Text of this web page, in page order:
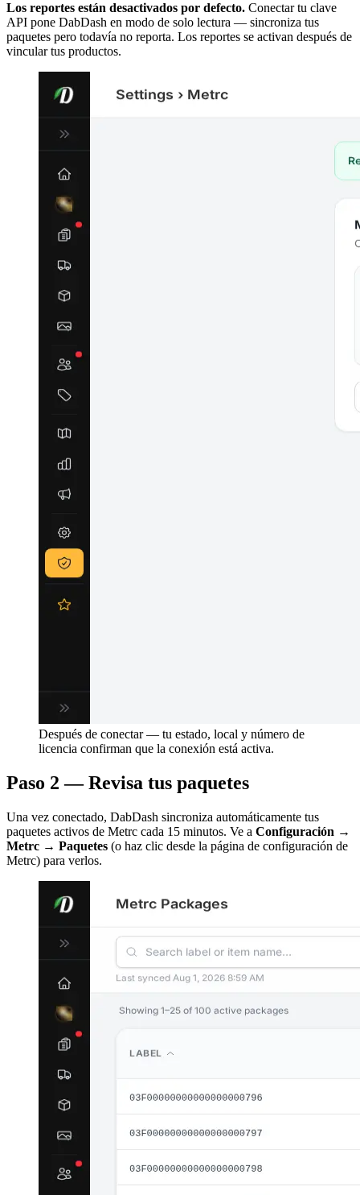
Los reportes están desactivados por defecto. Conectar tu clave
API pone DabDash en modo de solo lectura — sincroniza tus
paquetes pero todavía no reporta. Los reportes se activan después de
vincular tus productos.
Después de conectar — tu estado, local y número de
licencia confirman que la conexión está activa.
Paso 2 — Revisa tus paquetes
Una vez conectado, DabDash sincroniza automáticamente tus
paquetes activos de Metrc cada 15 minutos. Ve a Configuración →
Metrc → Paquetes (o haz clic desde la página de configuración de
Metrc) para verlos.